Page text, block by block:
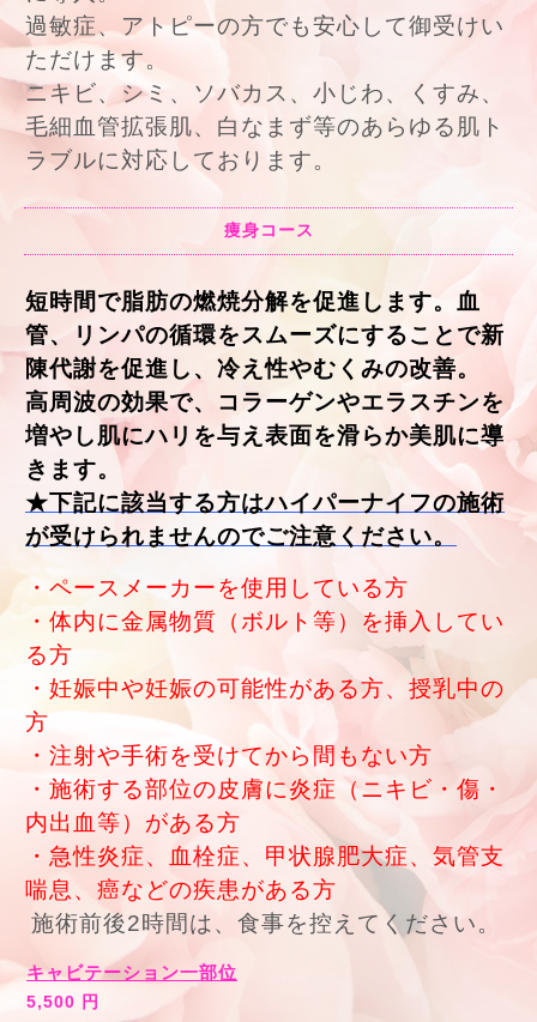
過敏症、アトピーの方でも安心して御受けい
ただけます。
ニキビ、シミ、ソバカス、小じわ、くすみ、
毛細血管拡張肌、白なまず等のあらゆる肌ト
ラブルに対応しております。
痩身コース
短時間で脂肪の燃焼分解を促進します。血
管、リンパの循環をスムーズにすることで新
陳代謝を促進し、冷え性やむくみの改善。
高周波の効果で、コラーゲンやエラスチンを
増やし肌にハリを与え表面を滑らか美肌に導
きます。
★下記に該当する方はハイパーナイフの施術
が受けられませんのでご注意ください。
・ペースメーカーを使用している方
・体内に金属物質（ボルト等）を挿入してい
る方
・妊娠中や妊娠の可能性がある方、授乳中の
方
・注射や手術を受けてから間もない方
・施術する部位の皮膚に炎症（ニキビ・傷・
内出血等）がある方
・急性炎症、血栓症、甲状腺肥大症、気管支
喘息、癌などの疾患がある方
施術前後2時間は、食事を控えてください。
キャビテーション一部位
5,500 円